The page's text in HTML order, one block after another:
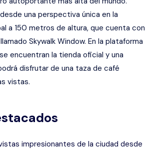
una perspectiva única en la
a 150 metros de altura, que cuenta con
Skywalk Window. En la plataforma
encuentran la tienda oficial y una
disfrutar de una taza de café
vistas.
impresionantes de la ciudad desde